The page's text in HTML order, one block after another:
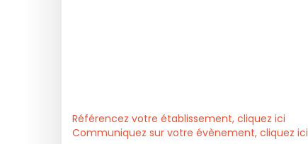
Référencez votre établissement, cliquez ici
Communiquez sur votre évènement, cliquez ici